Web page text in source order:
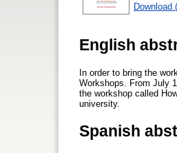
Download
English
In order to bring the
Workshops. From July
the workshop called
university.
Spanish